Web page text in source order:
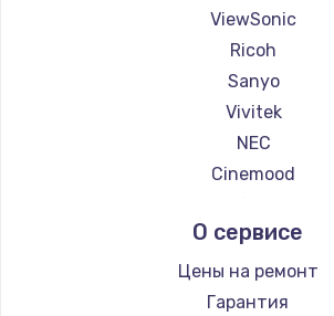
ViewSonic
Ricoh
Sanyo
Vivitek
NEC
Cinemood
Barco
Xgimi
Canon
О сервисе
Цены на ремонт
Гарантия